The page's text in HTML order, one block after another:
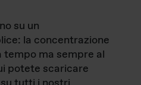
su un
la concentrazione
tempo ma sempre al
potete scaricare